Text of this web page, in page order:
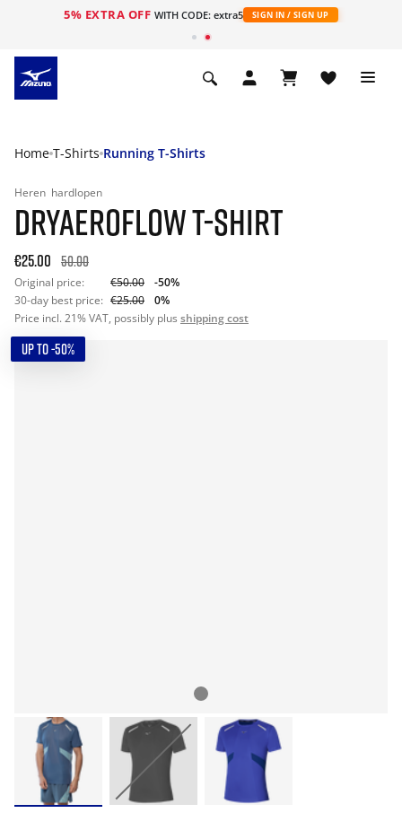
5% EXTRA OFF WITH CODE: extra5 SIGN IN / SIGN UP
Home T-Shirts Running T-Shirts
Heren hardlopen
DRYAEROFLOW T-SHIRT
€25.00 50.00
Original price: €50.00
-50%
30-day best price: €25.00
0%
Price incl. 21% VAT, possibly plus shipping cost
UP TO -50%